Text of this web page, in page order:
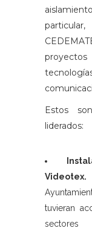
Estos
liderados:
tuvieran